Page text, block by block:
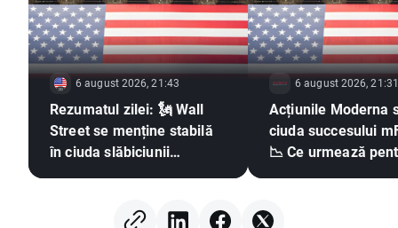
6 august 2026, 21:43
Rezumatul zilei: 🗽 Wall
Street se menține stabilă
în ciuda slăbiciunii
prețului petrolului
6 august 2026, 21:31
Acțiunile Moderna
ciuda succesului
📉 Ce urmează